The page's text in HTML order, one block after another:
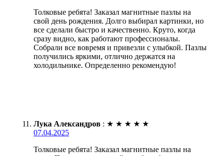
Толковые ребята! Заказал магнитные пазлы на
свой день рождения. Долго выбирал картинки, но
все сделали быстро и качественно. Круто, когда
сразу видно, как работают профессионалы.
Собрали все вовремя и привезли с улыбкой. Пазлы
получились яркими, отлично держатся на
холодильнике. Определенно рекомендую!
Лука Александров : ★ ★ ★ ★ ★
07.04.2025
Толковые ребята! Заказал магнитные пазлы на